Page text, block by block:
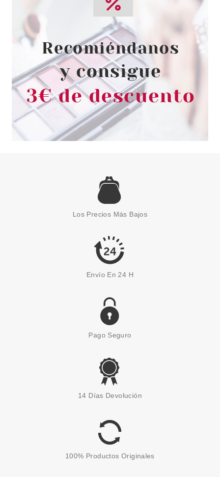
BABARIA MASCARILLA
INTENSIVA COLOR CAPTURE
400 ML
desde
3.50€
NELLY
NELLY TINTE 11/00 RUBÍSIMO
2.10€
NELLY
CABELLOS RIZADOS 300ML
1.80€
Los Precios Más Bajos
Envío En 24 H
Pago Seguro
14 Días Devolución
100% Productos Originales